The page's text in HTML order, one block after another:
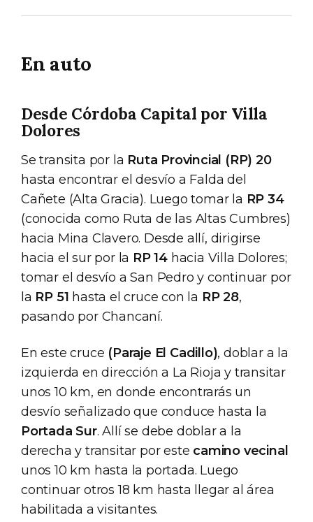
En auto
Desde Córdoba Capital por Villa
Dolores
Se transita por la Ruta Provincial (RP) 20
hasta encontrar el desvío a Falda del
Cañete (Alta Gracia). Luego tomar la RP 34
(conocida como Ruta de las Altas Cumbres)
hacia Mina Clavero. Desde allí, dirigirse
hacia el sur por la RP 14 hacia Villa Dolores;
tomar el desvío a San Pedro y continuar por
la RP 51 hasta el cruce con la RP 28,
pasando por Chancaní.
En este cruce (Paraje El Cadillo), doblar a la
izquierda en dirección a La Rioja y transitar
unos 10 km, en donde encontrarás un
desvío señalizado que conduce hasta la
Portada Sur. Allí se debe doblar a la
derecha y transitar por este camino vecinal
unos 10 km hasta la portada. Luego
continuar otros 18 km hasta llegar al área
habilitada a visitantes.